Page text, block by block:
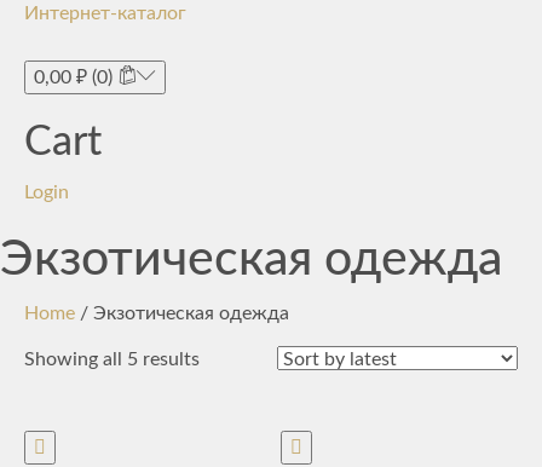
Интернет-каталог
0,00 ₽ (0)
Cart
Login
Экзотическая одежда
Home / Экзотическая одежда
Showing all 5 results